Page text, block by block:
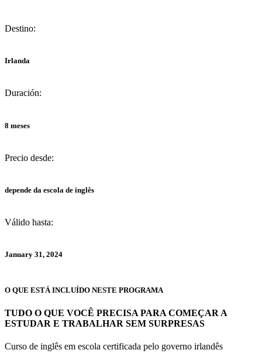
Destino:
Irlanda
Duración:
8 meses
Precio desde:
depende da escola de inglês
Válido hasta:
January 31, 2024
O QUE ESTÁ INCLUÍDO NESTE PROGRAMA
TUDO O QUE VOCÊ PRECISA PARA COMEÇAR A
ESTUDAR E TRABALHAR SEM SURPRESAS
Curso de inglês em escola certificada pelo governo irlandês